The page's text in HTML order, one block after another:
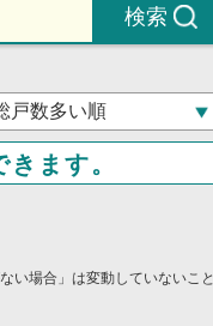
検索
ます。
い場合」は変動していないこと